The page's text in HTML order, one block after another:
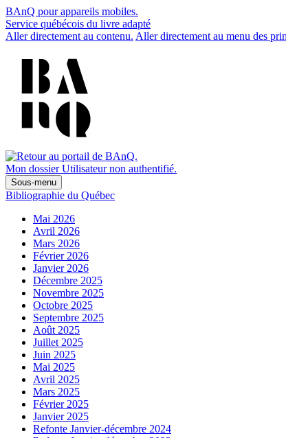
BAnQ pour appareils mobiles.
Service québécois du livre adapté
Aller directement au contenu. Aller directement au menu des
Mon dossier Utilisateur non authentifié.
Sous-menu
Bibliographie du Québec
Mai 2026
Avril 2026
Mars 2026
Février 2026
Janvier 2026
Décembre 2025
Novembre 2025
Octobre 2025
Septembre 2025
Août 2025
Juillet 2025
Juin 2025
Mai 2025
Avril 2025
Mars 2025
Février 2025
Janvier 2025
Refonte Janvier-décembre 2024